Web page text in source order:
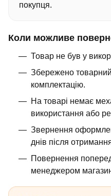
покупця.
Коли можливе
Товар не був у
Збережено
комплектацію.
На товарі немає
використання або
Звернення
днів після
Повернення
менеджером